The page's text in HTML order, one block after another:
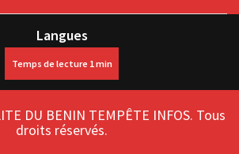
Langues
DU BENIN TEMPÊTE INFOS. Tous
droits réservés.